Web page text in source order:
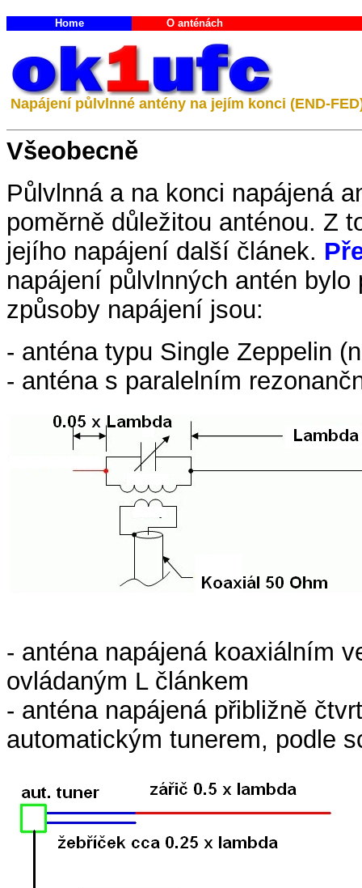
Home O anténách
Napájení půlvlnné antény na jejím konci (END-
Všeobecně
Půlvlnná a na konci napájená
poměrně důležitou anténou. Z
jejího napájení další článek.
napájení půlvlnných antén
způsoby napájení jsou:
- anténa typu Single Zeppelin
- anténa s paralelním
- anténa napájená koaxiálním
ovládaným L článkem
- anténa napájená přibližně
automatickým tunerem, podle